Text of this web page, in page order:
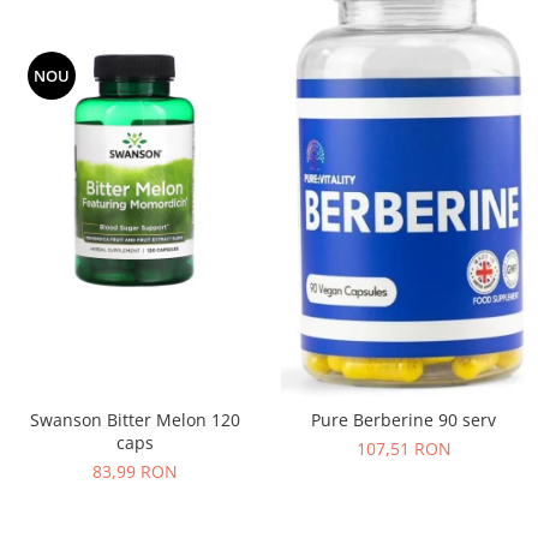
NOU
Swanson Bitter Melon 120
caps
83,99 RON
Pure Berberine 90 serv
107,51 RON